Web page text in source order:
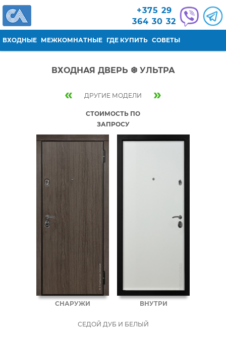
Перейти к основному содержанию+375 29
364 30 32
ВХОДНЫЕ МЕЖКОМНАТНЫЕ ГДЕ КУПИТЬ СОВЕТЫ
ВХОДНАЯ ДВЕРЬ ❆ УЛЬТРА
« ДРУГИЕ МОДЕЛИ »
СТОИМОСТЬ ПО
ЗАПРОСУ
СНАРУЖИ ВНУТРИ
СЕДОЙ ДУБ И БЕЛЫЙ